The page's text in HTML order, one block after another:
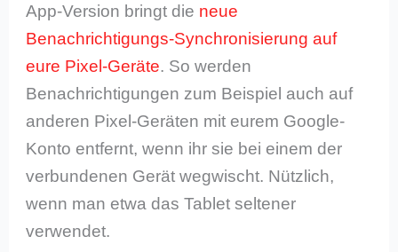
App-Version bringt die neue
Benachrichtigungs-Synchronisierung auf
eure Pixel-Geräte. So werden
Benachrichtigungen zum Beispiel auch auf
anderen Pixel-Geräten mit eurem Google-
Konto entfernt, wenn ihr sie bei einem der
verbundenen Gerät wegwischt. Nützlich,
wenn man etwa das Tablet seltener
verwendet.